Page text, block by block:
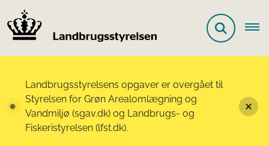
Landbrugsstyrelsens opgaver er overgået til
Styrelsen for Grøn Arealomlægning og
Vandmiljø (sgav.dk) og Landbrugs- og
Fiskeristyrelsen (lfst.dk).